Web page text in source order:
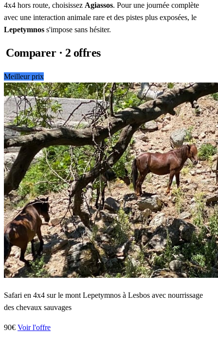
4x4 hors route, choisissez Agiassos. Pour une journée complète
avec une interaction animale rare et des pistes plus exposées, le
Lepetymnos s'impose sans hésiter.
Comparer · 2 offres
Meilleur prix
Safari en 4x4 sur le mont Lepetymnos à Lesbos avec nourrissage
des chevaux sauvages
90€ Voir l'offre